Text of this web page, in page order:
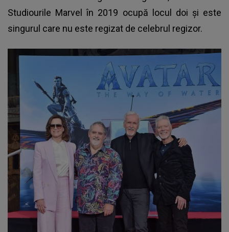
Studiourile Marvel în 2019 ocupă locul doi și este
singurul care nu este regizat de celebrul regizor.